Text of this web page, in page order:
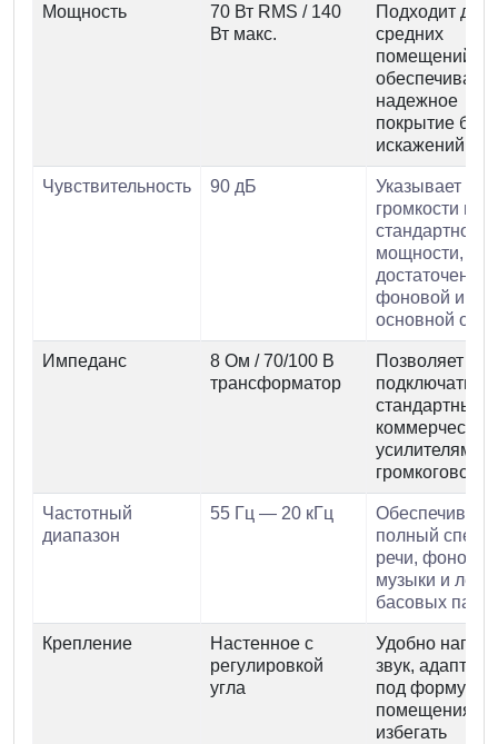
Мощность
70 Вт RMS / 140
Вт макс.
Подходит для
средних
помещений,
обеспечивает
надежное
покрытие без
искажений.
Чувствительность 90 дБ
Указывает
громкости при
стандартной
мощности,
достаточен
фоновой и
основной
Импеданс
8 Ом / 70/100 В
трансформатор
Позволяет
подключать к
стандартным
коммерческим
усилителям и
Частотный
диапазон
55 Гц — 20 кГц
Обеспечивает
полный
речи, фоновой
музыки и
басовых
Крепление
Настенное с
регулировкой
угла
Удобно
звук,
под форму
помещения и
избегать